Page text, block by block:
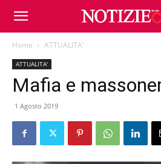
Home ATTUALITA'
ATTUALITA'
Mafia e
1 Agosto 2019